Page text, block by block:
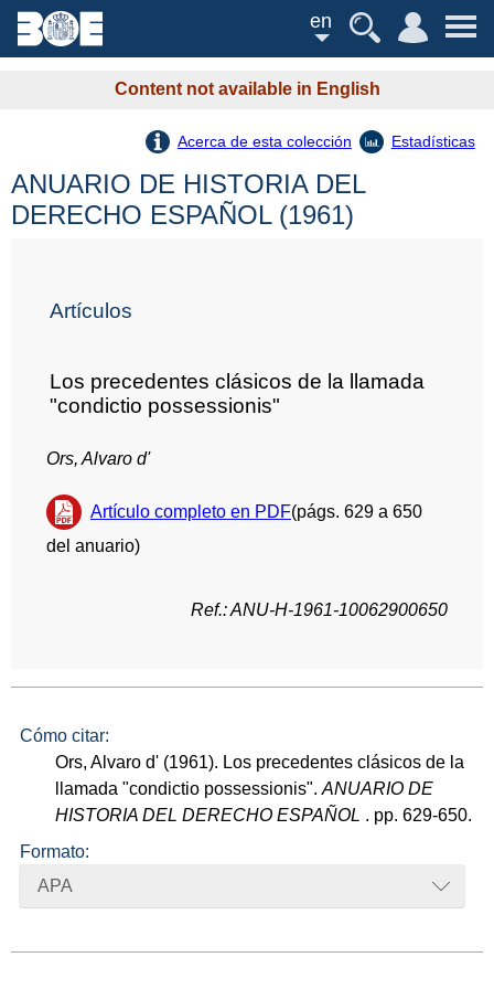
en
Content not available in English
Acerca de esta colección Estadísticas
ANUARIO DE HISTORIA DEL
DERECHO ESPAÑOL (1961)
Artículos
Los precedentes clásicos de la llamada
"condictio possessionis"
Ors, Alvaro d'
Artículo completo en PDF(págs. 629 a 650
del anuario)
Ref.: ANU-H-1961-10062900650
Cómo citar:
Ors, Alvaro d' (1961). Los precedentes clásicos de la
llamada "condictio possessionis".ANUARIO DE
HISTORIA DEL DERECHO ESPAÑOL . pp. 629-650.
Formato:
APA